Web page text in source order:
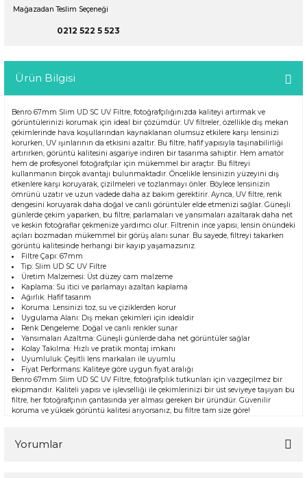
Mağazadan Teslim Seçeneği
0212 522 5 523
Ürün Bilgisi
Benro 67mm Slim UD SC UV Filtre, fotoğrafçılığınızda kaliteyi artırmak ve
görüntülerinizi korumak için ideal bir çözümdür. UV filtreler, özellikle dış mekan
çekimlerinde hava koşullarından kaynaklanan olumsuz etkilere karşı lensinizi
korurken, UV ışınlarının da etkisini azaltır. Bu filtre, hafif yapısıyla taşınabilirliği
artırırken, görüntü kalitesini asgariye indiren bir tasarıma sahiptir. Hem amatör
hem de profesyonel fotoğrafçılar için mükemmel bir araçtır. Bu filtreyi
kullanmanın birçok avantajı bulunmaktadır. Öncelikle lensinizin yüzeyini dış
etkenlere karşı koruyarak, çizilmeleri ve tozlanmayı önler. Böylece lensinizin
ömrünü uzatır ve uzun vadede daha az bakım gerektirir. Ayrıca, UV filtre, renk
dengesini koruyarak daha doğal ve canlı görüntüler elde etmenizi sağlar. Güneşli
günlerde çekim yaparken, bu filtre, parlamaları ve yansımaları azaltarak daha net
ve keskin fotoğraflar çekmenize yardımcı olur. Filtrenin ince yapısı, lensin önündeki
açıları bozmadan mükemmel bir görüş alanı sunar. Bu sayede, filtreyi takarken
görüntü kalitesinde herhangi bir kayıp yaşamazsınız.
Filtre Çapı: 67mm
Tip: Slim UD SC UV Filtre
Üretim Malzemesi: Üst düzey cam malzeme
Kaplama: Su itici ve parlamayı azaltan kaplama
Ağırlık: Hafif tasarım
Koruma: Lensinizi toz, su ve çiziklerden korur
Uygulama Alanı: Dış mekan çekimleri için idealdir
Renk Dengeleme: Doğal ve canlı renkler sunar
Yansımaları Azaltma: Güneşli günlerde daha net görüntüler sağlar
Kolay Takılma: Hızlı ve pratik montaj imkanı
Uyumluluk: Çeşitli lens markaları ile uyumlu
Fiyat Performans: Kaliteye göre uygun fiyat aralığı
Benro 67mm Slim UD SC UV Filtre, fotoğrafçılık tutkunları için vazgeçilmez bir
ekipmandır. Kaliteli yapısı ve işlevselliği ile çekimlerinizi bir üst seviyeye taşıyan bu
filtre, her fotoğrafçının çantasında yer alması gereken bir üründür. Güvenilir
koruma ve yüksek görüntü kalitesi arıyorsanız, bu filtre tam size göre!
Yorumlar